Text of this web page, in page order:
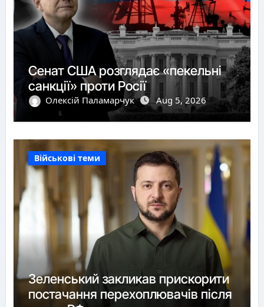
Сенат США розглядає «пекельні
санкції» проти Росії
Олексій Паламарчук Aug 5, 2026
Військові теми
Зеленський закликав прискорити
постачання перехоплювачів після